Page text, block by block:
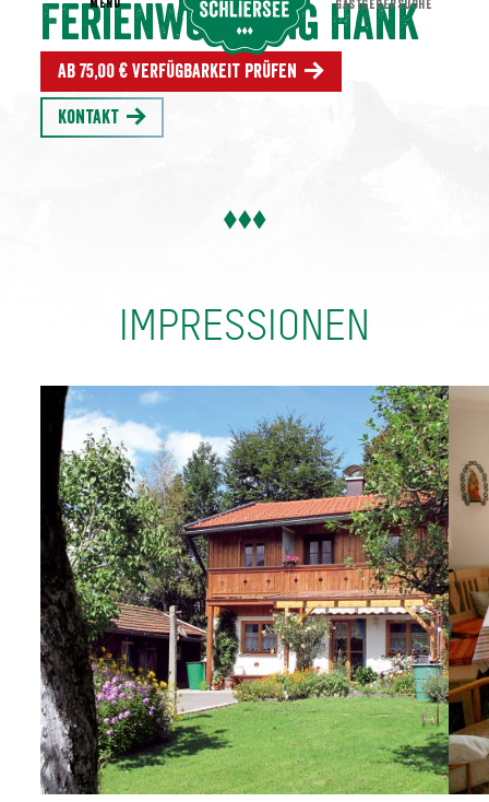
Ferienwohnung Hank
Ab 75,00 € Verfügbarkeit prüfen
Kontakt
IMPRESSIONEN
MENU GASTGEBERSUCHE